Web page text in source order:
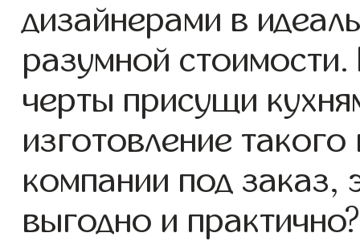
дизайнерами в
разумной
черты присущи
изготовление
компании под заказ,
выгодно и практично?